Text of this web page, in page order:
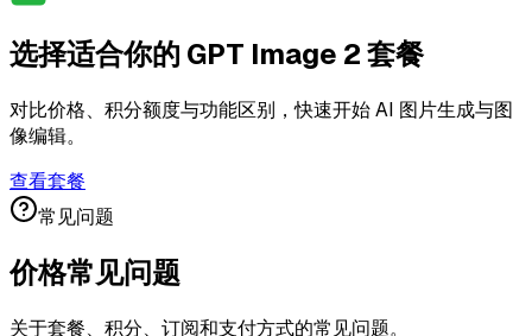
选择适合你的 GPT Image 2 套餐
对比价格、积分额度与功能区别，快速开始 AI 图片生成与图
像编辑。
查看套餐
常见问题
价格常见问题
关于套餐、积分、订阅和支付方式的常见问题。